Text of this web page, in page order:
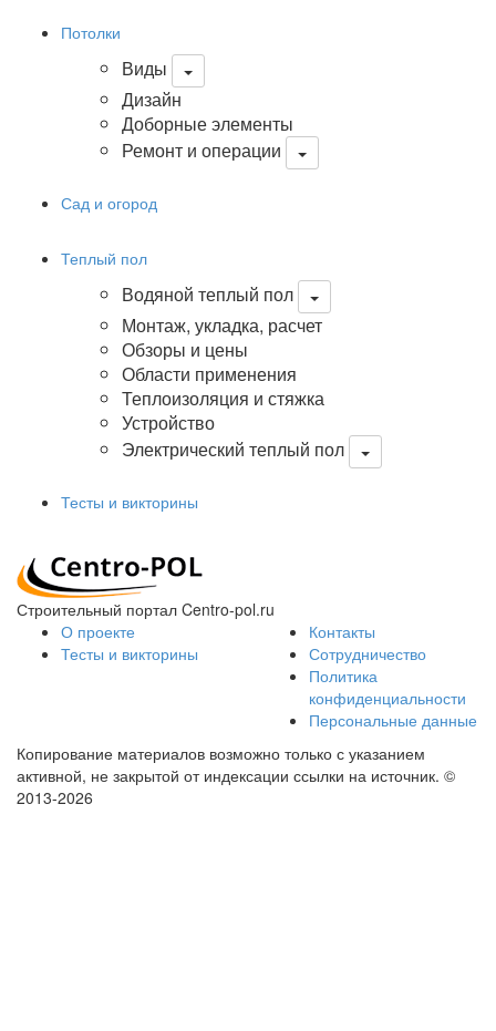
Потолки
Виды
Дизайн
Доборные элементы
Ремонт и операции
Сад и огород
Теплый пол
Водяной теплый пол
Монтаж, укладка, расчет
Обзоры и цены
Области применения
Теплоизоляция и стяжка
Устройство
Электрический теплый пол
Тесты и викторины
Строительный портал Centro-pol.ru
О проекте
Тесты и викторины
Контакты
Сотрудничество
Политика
конфиденциальности
Персональные данные
Копирование материалов возможно только с указанием
активной, не закрытой от индексации ссылки на источник. ©
2013-2026